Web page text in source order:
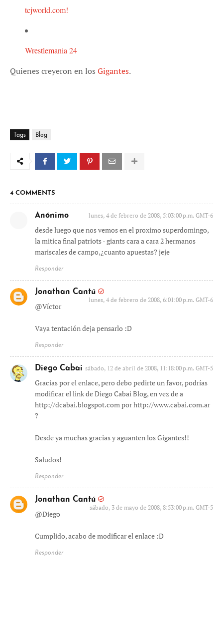
tcjworld.com!
Wrestlemania 24
Quienes creyeron en los Gigantes.
Tags Blog
4 COMMENTS
Anónimo lunes, 4 de febrero de 2008, 5:03:00 p.m. GMT-6
desde luego que nos vemos en el proximo superdomingo,
la mitica final patriots - giants cara a cara 2 hermanos
mariscales de campo,¿cuanto apuestas? jeje
Responder
Jonathan Cantú
lunes, 4 de febrero de 2008, 6:01:00 p.m. GMT-6
@Víctor
Vaya tentación deja pensarlo :D
Responder
Diego Cabai sábado, 12 de abril de 2008, 11:18:00 p.m. GMT-5
Gracias por el enlace, pero debo pedirte un favor, podrías
modificar el link de Diego Cabai Blog, en vez de a
http://dcabai.blogspot.com por http://www.cabai.com.ar
?
Desde ya muchas gracias y aguanten los Gigantes!!
Saludos!
Responder
Jonathan Cantú
sábado, 3 de mayo de 2008, 8:53:00 p.m. GMT-5
@Diego
Cumplido, acabo de modificar el enlace :D
Responder